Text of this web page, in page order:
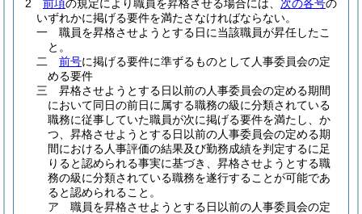
2 前項の規定により職員を昇格させる場合には、 次の各号の
いずれかに掲げる要件を満たさなければならない。
一
職員を昇格させようとする日に当該職員が昇任したこ
と。
二
前号に掲げる要件に準ずるものとして人事委員会の定
める要件
三
昇格させようとする日以前の人事委員会の定める期間
において同日の前日に属する職務の級に分類されている
職務に従事していた職員が次に掲げる要件を満たし、か
つ、昇格させようとする日以前の人事委員会の定める期
間における人事評価の結果及び勤務成績を判定するに足
りると認められる事実に基づき、昇格させようとする職
務の級に分類されている職務を遂行することが可能であ
ると認められること。
ア
職員を昇格させようとする日以前の人事委員会の定